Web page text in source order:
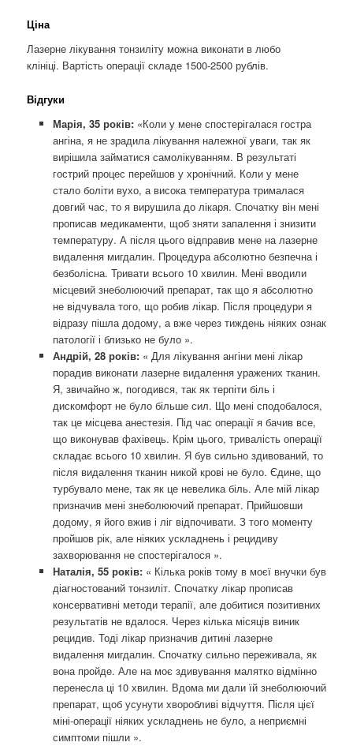
Ціна
Лазерне лікування тонзиліту можна виконати в любо
клініці. Вартість операції складе 1500-2500 рублів.
Відгуки
Марія, 35 років: «Коли у мене спостерігалася гостра
ангіна, я не зрадила лікування належної уваги, так як
вирішила займатися самолікуванням. В результаті
гострий процес перейшов у хронічний. Коли у мене
стало боліти вухо, а висока температура трималася
довгий час, то я вирушила до лікаря. Спочатку він мені
прописав медикаменти, щоб зняти запалення і знизити
температуру. А після цього відправив мене на лазерне
видалення мигдалин. Процедура абсолютно безпечна і
безболісна. Тривати всього 10 хвилин. Мені вводили
місцевий знеболюючий препарат, так що я абсолютно
не відчувала того, що робив лікар. Після процедури я
відразу пішла додому, а вже через тиждень ніяких ознак
патології і близько не було ».
Андрій, 28 років: « Для лікування ангіни мені лікар
порадив виконати лазерне видалення уражених тканин.
Я, звичайно ж, погодився, так як терпіти біль і
дискомфорт не було більше сил. Що мені сподобалося,
так це місцева анестезія. Під час операції я бачив все,
що виконував фахівець. Крім цього, тривалість операції
складає всього 10 хвилин. Я був сильно здивований, то
після видалення тканин никой крові не було. Єдине, що
турбувало мене, так як це невелика біль. Але мій лікар
призначив мені знеболюючий препарат. Прийшовши
додому, я його вжив і ліг відпочивати. З того моменту
пройшов рік, але ніяких ускладнень і рецидиву
захворювання не спостерігалося ».
Наталія, 55 років: « Кілька років тому в моєї внучки був
діагностований тонзиліт. Спочатку лікар прописав
консервативні методи терапії, але добитися позитивних
результатів не вдалося. Через кілька місяців виник
рецидив. Тоді лікар призначив дитині лазерне
видалення мигдалин. Спочатку сильно переживала, як
вона пройде. Але на моє здивування малятко відмінно
перенесла ці 10 хвилин. Вдома ми дали їй знеболюючий
препарат, щоб усунути хворобливі відчуття. Після цієї
міні-операції ніяких ускладнень не було, а неприємні
симптоми пішли ».